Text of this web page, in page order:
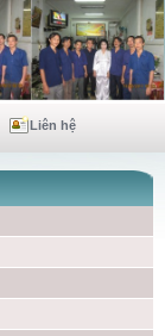
Liên hệ